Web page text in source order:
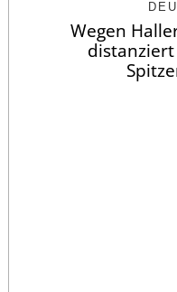
Wegen